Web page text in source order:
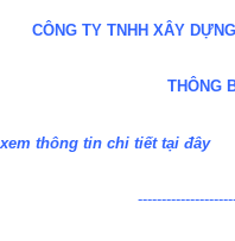
CÔNG TY TNHH XÂY
THÔNG
xem thông tin chi tiết tại đây